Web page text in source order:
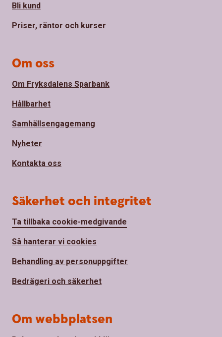
Bli kund
Priser, räntor och kurser
Om oss
Om Fryksdalens Sparbank
Hållbarhet
Samhällsengagemang
Nyheter
Kontakta oss
Säkerhet och integritet
Ta tillbaka cookie-medgivande
Så hanterar vi cookies
Behandling av personuppgifter
Bedrägeri och säkerhet
Om webbplatsen